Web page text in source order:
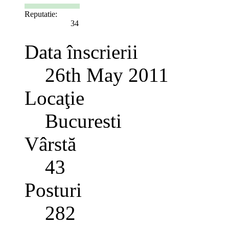
Reputatie:
34
Data înscrierii
26th May 2011
Locaţie
Bucuresti
Vârstă
43
Posturi
282